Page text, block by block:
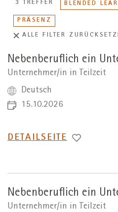
3 TREFFER BLENDED
PRÄSENZ
ALLE FILTER
Nebenberuflich ein
Unternehmer/in in Teilzeit
Deutsch
15.10.2026
WECHSEL
DETAILSEITE
Nebenberuflich ein
Unternehmer/in in Teilzeit